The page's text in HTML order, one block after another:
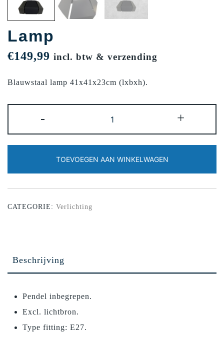
Lamp
€149,99 incl. btw & verzending
Blauwstaal lamp 41x41x23cm (lxbxh).
-
aantal
+
TOEVOEGEN AAN WINKELWAGEN
CATEGORIE: Verlichting
Beschrijving
Pendel inbegrepen.
Excl. lichtbron.
Type fitting: E27.